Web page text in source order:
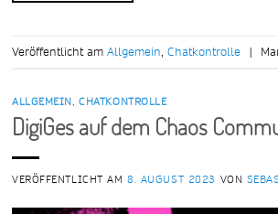
Veröffentlicht am Allgemein, Chatkontrolle |
ALLGEMEIN,CHATKONTROLLE
DigiGes auf dem Chaos
VERÖFFENTLICHT AM8. AUGUST 2023 VON